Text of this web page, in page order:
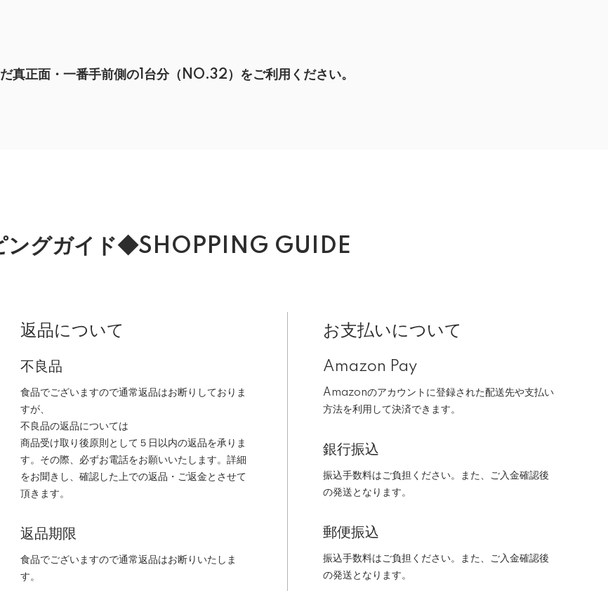
真正面・一番手前側の1台分（NO.32）をご利用ください。
ングガイド◆SHOPPING GUIDE
返品について
不良品
食品でございますので通常返品はお断りしておりま
すが、
不良品の返品については
商品受け取り後原則として５日以内の返品を承りま
す。その際、必ずお電話をお願いいたします。詳細
をお聞きし、確認した上での返品・ご返金とさせて
頂きます。
返品期限
食品でございますので通常返品はお断りいたしま
す。
お支払いについて
Amazon Pay
Amazonのアカウントに登録された配送先や支払い
方法を利用して決済できます。
銀行振込
振込手数料はご負担ください。また、ご入金確認後
の発送となります。
郵便振込
振込手数料はご負担ください。また、ご入金確認後
の発送となります。